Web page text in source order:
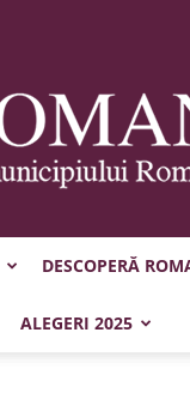
DESCOPERĂ
ALEGERI 2025